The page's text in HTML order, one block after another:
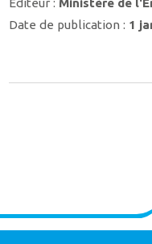
Date de publication : 1